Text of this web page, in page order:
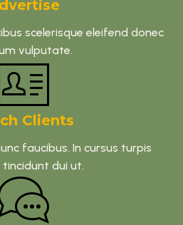
scelerisque eleifend donec
vulputate.
Clients
faucibus. In cursus turpis
dui ut.